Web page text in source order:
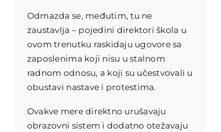
Odmazda se, međutim, tu ne
zaustavlja – pojedini direktori škola u
ovom trenutku raskidaju ugovore sa
zaposlenima koji nisu u stalnom
radnom odnosu, a koji su učestvovali u
obustavi nastave i protestima.
Ovakve mere direktno urušavaju
obrazovni sistem i dodatno otežavaju